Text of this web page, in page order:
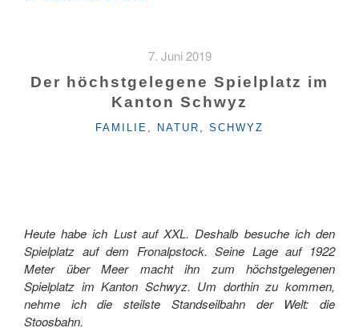
TRAIL»
7. Juni 2019
Der höchstgelegene Spielplatz im
Kanton Schwyz
KATEGORIEN
FAMILIE NATUR SCHWYZ
Heute habe ich Lust auf XXL. Deshalb besuche ich den
Spielplatz auf dem Fronalpstock. Seine Lage auf 1922
Meter über Meer macht ihn zum höchstgelegenen
Spielplatz im Kanton Schwyz. Um dorthin zu kommen,
nehme ich die steilste Standseilbahn der Welt: die
Stoosbahn.